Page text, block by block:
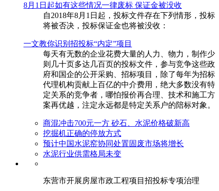
8月1日起如有这些情况一律废标 保证金被没收
自2018年8月1日起，投标文件存在下列情形，投标
将被否决，投标保证金也将被没收：
一文教你识别招投标“内定”项目
每天有无数的企业花费大量的人力、物力，制作少
则几十页多达几百页的投标文件，参与竞争这些政
府和国企的公开采购、招标项目，除了每年为招标
代理机构贡献上百亿的中介费用，绝大多数没有特
定关系的竞争者，哪怕报价再合理、技术和施工方
案再优越，注定永远都是特定关系户的陪标对象。
商混冲击700元一方 砂石、水泥价格破新高
挖掘机正确的停放方式
预计中国水泥窑协同处置固废市场将增长
水泥行业供需格局未变
东营市开展房屋市政工程项目招投标专项治理